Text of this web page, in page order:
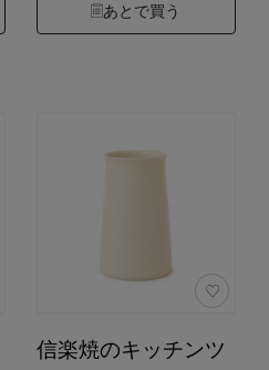
あとで買う
信楽焼のキッチンツ